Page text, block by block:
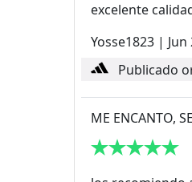
excelente
Yosse1823 | Jun
Publicado
ME ENCANTO,